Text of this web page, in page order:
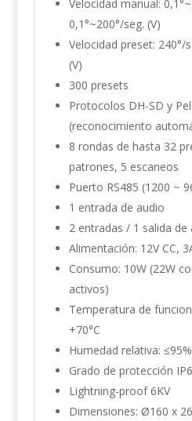
Velocidad manual:
0,1°~200°/seg. (V)
Velocidad preset: 240°/
(V)
300 presets
Protocolos DH-SD y
(reconocimiento
8 rondas de hasta 32
patrones, 5 escaneos
Puerto RS485 (1200 ~
1 entrada de audio
2 entradas / 1 salida de
Alimentación: 12V CC,
Consumo: 10W (22W
activos)
Temperatura de
+70°C
Humedad relativa: ≤95%
Grado de protección
Lightning-proof 6KV
Dimensiones: Ø160 x